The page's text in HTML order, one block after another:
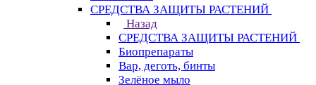
СРЕДСТВА ЗАЩИТЫ РАСТЕНИЙ
Назад
СРЕДСТВА ЗАЩИТЫ РАСТЕНИЙ
Биопрепараты
Вар, деготь, бинты
Зелёное мыло